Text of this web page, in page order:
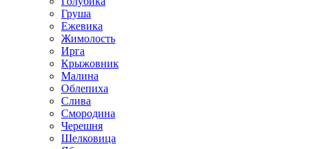
Груша
Ежевика
Жимолость
Ирга
Крыжовник
Малина
Облепиха
Слива
Смородина
Черешня
Шелковица